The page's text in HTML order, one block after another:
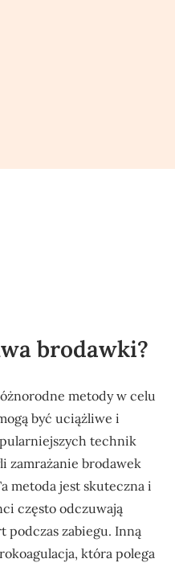
brodawki?
metody w celu
być uciążliwe i
technik
zamrażanie brodawek
metoda jest skuteczna i
często odczuwają
zabiegu. Inną
która polega